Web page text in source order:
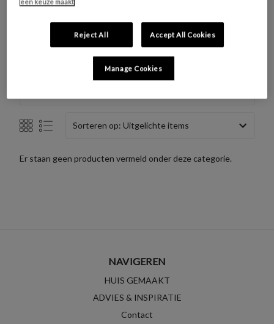
category.showing_all
Sorteren op:
Er staan geen producten vermeld onder deze categorie.
NAVIGEREN
HUIS GEMAAKT
ADVIES & INSPIRATIE
Contact
Reject All Accept All Cookies
Manage Cookies